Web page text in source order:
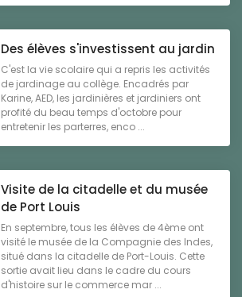
Des élèves s'investissent au jardin
C'est la vie scolaire qui a repris les activités
de jardinage au collège. Encadrés par
Karine, AED, les jardinières et jardiniers ont
profité du beau temps d'octobre pour
entretenir les parterres, enco ...
Visite de la citadelle et du musée
de Port Louis
En septembre, tous les élèves de 4ème ont
visité le musée de la Compagnie des Indes,
situé dans la citadelle de Port-Louis. Cette
sortie avait lieu dans le cadre du cours
d'histoire sur le commerce mar ...